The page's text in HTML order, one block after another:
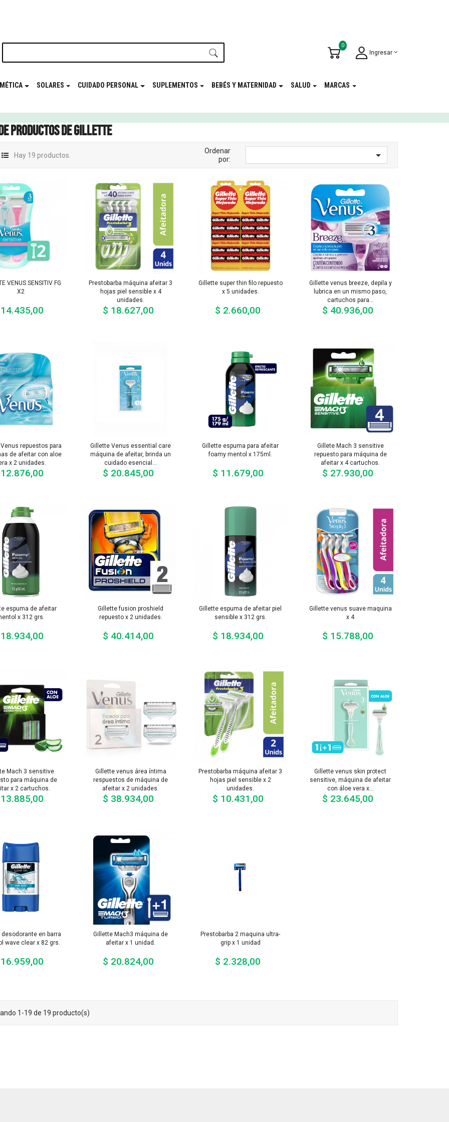
Ingresar
0
SOLARES CUIDADO PERSONAL SUPLEMENTOS BEBÉS Y MATERNIDAD SALUD MARCAS
productos de Gillette
Hay 19 productos.
Ordenar
por:

VENUS SENSITIV FG
X2
Prestobarba máquina afeitar 3
hojas piel sensible x 4
unidades.
$ 18.627,00
Gillette super thin filo repuesto
x 5 unidades.
$ 2.660,00
Gillette venus breeze, depila y
lubrica en un mismo paso,
cartuchos para...
$ 40.936,00
repuestos para
de afeitar con aloe
x 2 unidades.
Gillette Venus essential care
máquina de afeitar, brinda un
cuidado esencial...
$ 20.845,00
Gillette espuma para afeitar
foamy mentol x 175ml.
$ 11.679,00
Gillete Mach 3 sensitive
repuesto para máquina de
afeitar x 4 cartuchos.
$ 27.930,00
espuma de afeitar
x 312 grs.
Gillette fusion proshield
repuesto x 2 unidades.
$ 40.414,00
Gillette espuma de afeitar piel
sensible x 312 grs.
$ 18.934,00
Gillette venus suave maquina
x 4
$ 15.788,00
Mach 3 sensitive
para máquina de
x 2 cartuchos.
Gillette venus área íntima
respuestos de máquina de
afeitar x 2 unidades.
$ 38.934,00
Prestobarba máquina afeitar 3
hojas piel sensible x 2
unidades.
$ 10.431,00
Gillette venus skin protect
sensitive, máquina de afeitar
con áloe vera x...
$ 23.645,00
desodorante en barra
wave clear x 82 grs.
Gillette Mach3 máquina de
afeitar x 1 unidad.
$ 20.824,00
Prestobarba 2 maquina ultra-
grip x 1 unidad
$ 2.328,00
1-19 de 19 producto(s)